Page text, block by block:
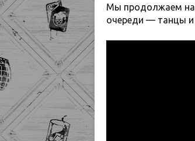
Мы продолжаем
очереди — танцы и